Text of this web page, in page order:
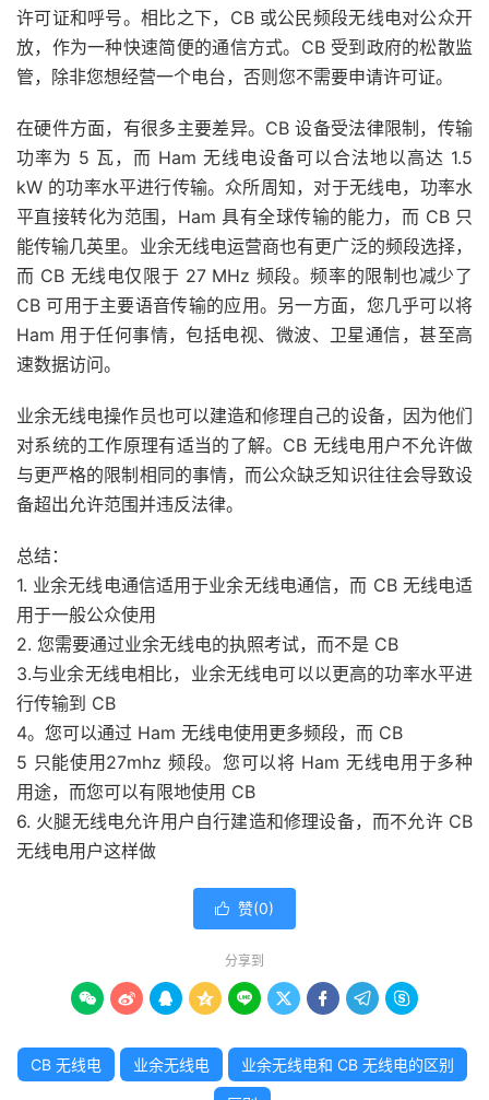
许可证和呼号。相比之下，CB 或公民频段无线电对公众开
放，作为一种快速简便的通信方式。CB 受到政府的松散监
管，除非您想经营一个电台，否则您不需要申请许可证。
在硬件方面，有很多主要差异。CB 设备受法律限制，传输
功率为 5 瓦，而 Ham 无线电设备可以合法地以高达 1.5
kW 的功率水平进行传输。众所周知，对于无线电，功率水
平直接转化为范围，Ham 具有全球传输的能力，而 CB 只
能传输几英里。业余无线电运营商也有更广泛的频段选择，
而 CB 无线电仅限于 27 MHz 频段。频率的限制也减少了
CB 可用于主要语音传输的应用。另一方面，您几乎可以将
Ham 用于任何事情，包括电视、微波、卫星通信，甚至高
速数据访问。
业余无线电操作员也可以建造和修理自己的设备，因为他们
对系统的工作原理有适当的了解。CB 无线电用户不允许做
与更严格的限制相同的事情，而公众缺乏知识往往会导致设
备超出允许范围并违反法律。
总结：
1. 业余无线电通信适用于业余无线电通信，而 CB 无线电适
用于一般公众使用
2. 您需要通过业余无线电的执照考试，而不是 CB
3.与业余无线电相比，业余无线电可以以更高的功率水平进
行传输到 CB
4。您可以通过 Ham 无线电使用更多频段，而 CB
5 只能使用27mhz 频段。您可以将 Ham 无线电用于多种
用途，而您可以有限地使用 CB
6. 火腿无线电允许用户自行建造和修理设备，而不允许 CB
无线电用户这样做
 赞(0)
分享到
        
CB 无线电 业余无线电 业余无线电和 CB 无线电的区别